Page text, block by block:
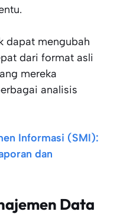
dapat mengubah
dari format asli
mereka
analisis
Informasi (SMI):
dan
Data